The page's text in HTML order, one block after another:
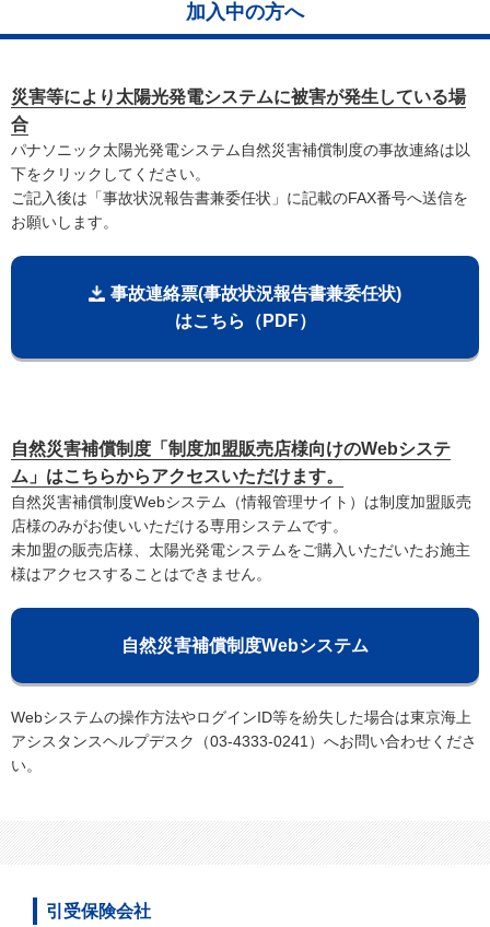
加入中の方へ
災害等により太陽光発電システムに被害が発生している場
合
パナソニック太陽光発電システム自然災害補償制度の事故連絡は以
下をクリックしてください。
ご記入後は「事故状況報告書兼委任状」に記載のFAX番号へ送信を
お願いします。
事故連絡票(事故状況報告書兼委任状)
はこちら（PDF）
自然災害補償制度「制度加盟販売店様向けのWebシステ
ム」はこちらからアクセスいただけます。
自然災害補償制度Webシステム（情報管理サイト）は制度加盟販売
店様のみがお使いいただける専用システムです。
未加盟の販売店様、太陽光発電システムをご購入いただいたお施主
様はアクセスすることはできません。
自然災害補償制度Webシステム
Webシステムの操作方法やログインID等を紛失した場合は東京海上
アシスタンスヘルプデスク（03-4333-0241）へお問い合わせくださ
い。
引受保険会社